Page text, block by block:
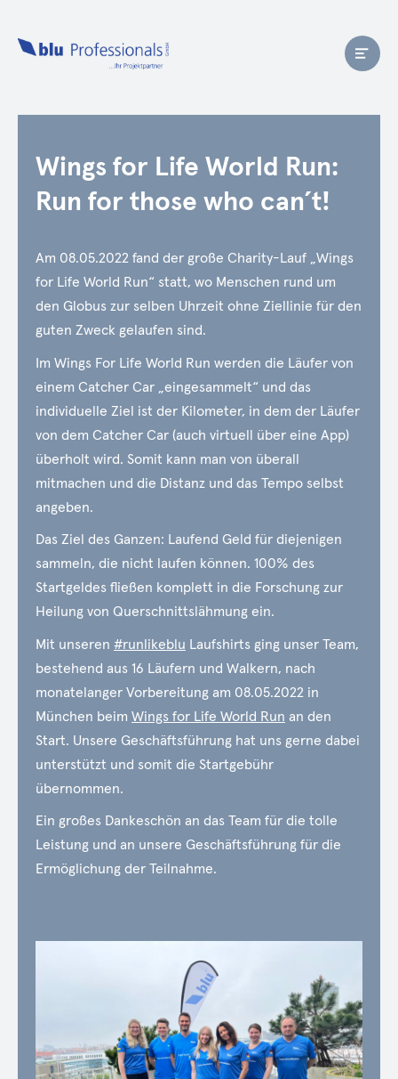
Wings for Life World Run:
Run for those who can´t!
Am 08.05.2022 fand der große Charity-Lauf „Wings
for Life World Run“ statt, wo Menschen rund um
den Globus zur selben Uhrzeit ohne Ziellinie für den
guten Zweck gelaufen sind.
Im Wings For Life World Run werden die Läufer von
einem Catcher Car „eingesammelt“ und das
individuelle Ziel ist der Kilometer, in dem der Läufer
von dem Catcher Car (auch virtuell über eine App)
überholt wird. Somit kann man von überall
mitmachen und die Distanz und das Tempo selbst
angeben.
Das Ziel des Ganzen: Laufend Geld für diejenigen
sammeln, die nicht laufen können. 100% des
Startgeldes fließen komplett in die Forschung zur
Heilung von Querschnittslähmung ein.
Mit unseren #runlikeblu Laufshirts ging unser Team,
bestehend aus 16 Läufern und Walkern, nach
monatelanger Vorbereitung am 08.05.2022 in
München beim Wings for Life World Run an den
Start. Unsere Geschäftsführung hat uns gerne dabei
unterstützt und somit die Startgebühr
übernommen.
Ein großes Dankeschön an das Team für die tolle
Leistung und an unsere Geschäftsführung für die
Ermöglichung der Teilnahme.